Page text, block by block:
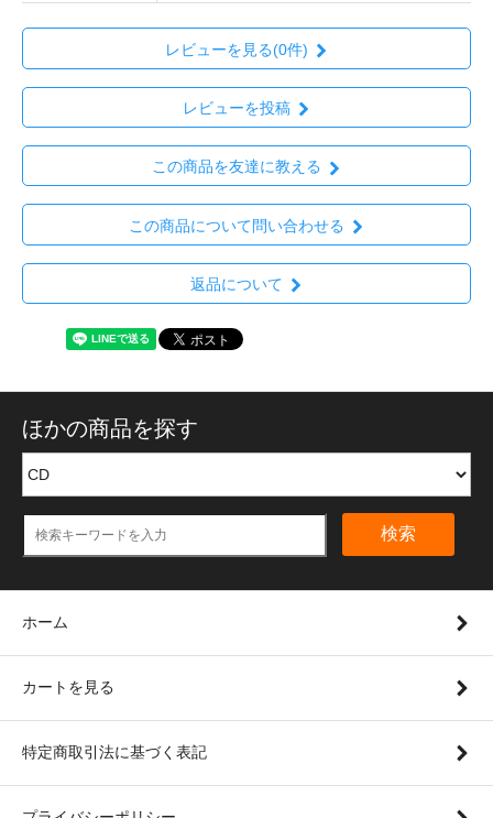
レビューを見る(0件)
レビューを投稿
この商品を友達に教える
この商品について問い合わせる
返品について
ほかの商品を探す
検索
ホーム
カートを見る
特定商取引法に基づく表記